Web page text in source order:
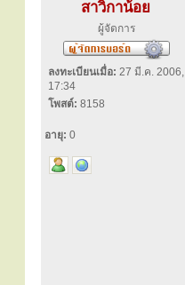
สาวิกาน้อย
ผู้จัดการ
ลงทะเบียนเมื่อ: 27 มี.ค. 2006,
17:34
โพสต์: 8158
อายุ: 0